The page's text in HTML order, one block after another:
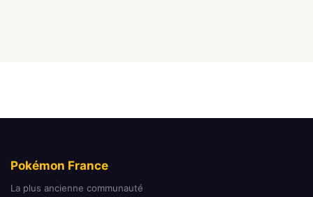
Pokémon France
La plus ancienne communauté